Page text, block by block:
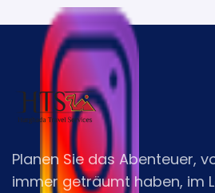
Planen Sie das Abenteuer,
immer geträumt haben, im